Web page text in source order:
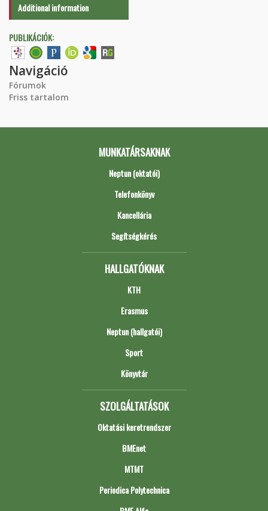
Additional information
PUBLIKÁCIÓK:
Navigáció
Fórumok
Friss tartalom
MUNKATÁRSAKNAK
Neptun (oktatói)
Telefonkönyv
Kancellária
Segítségkérés
HALLGATÓKNAK
KTH
Erasmus
Neptun (hallgatói)
Sport
Könyvtár
SZOLGÁLTATÁSOK
Oktatási keretrendszer
BMEnet
MTMT
Periodica Polytechnica